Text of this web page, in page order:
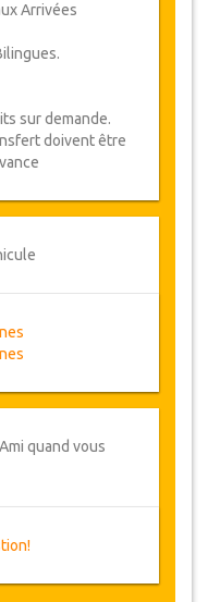
Arrivées
sur demande.
doivent être
quand vous